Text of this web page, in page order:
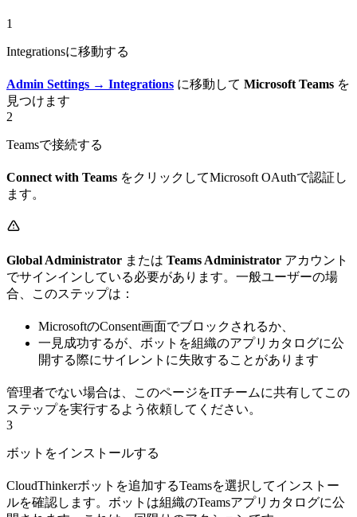
1
Integrationsに移動する
Admin Settings → Integrations に移動して Microsoft Teams を
見つけます
2
Teamsで接続する
Connect with Teams をクリックしてMicrosoft OAuthで認証し
ます。
Global Administrator または Teams Administrator アカウント
でサインインしている必要があります。一般ユーザーの場
合、このステップは：
MicrosoftのConsent画面でブロックされるか、
一見成功するが、ボットを組織のアプリカタログに公
開する際にサイレントに失敗することがあります
管理者でない場合は、このページをITチームに共有してこの
ステップを実行するよう依頼してください。
3
ボットをインストールする
CloudThinkerボットを追加するTeamsを選択してインストー
ルを確認します。ボットは組織のTeamsアプリカタログに公